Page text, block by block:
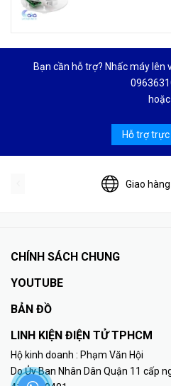
Bạn cần hỗ trợ? Nhấc máy lên
hoặc
Hỗ trợ
Giao
CHÍNH SÁCH CHUNG
YOUTUBE
BẢN ĐỒ
LINH KIỆN ĐIỆN TỬ TPHCM
Hộ kinh doanh : Phạm Văn Hội
Do Ủy Ban Nhân Dân Quận 11 cấp